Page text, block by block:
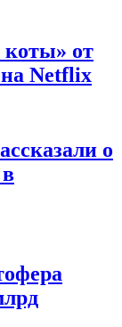
от
Netflix
о